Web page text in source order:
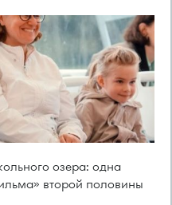
озера: одна
второй половины